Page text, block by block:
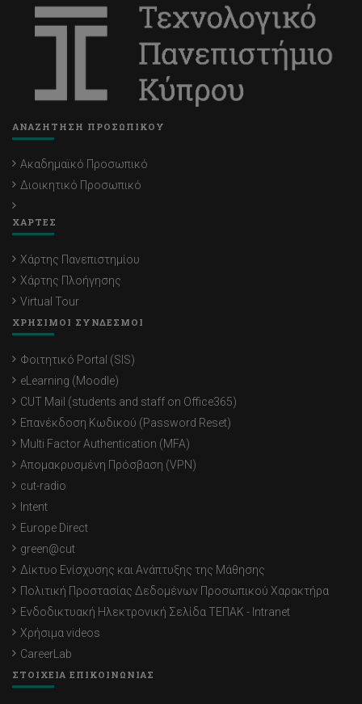
ΑΝΑΖΗΤΗΣΗ ΠΡΟΣΩΠΙΚΟΥ
Ακαδημαϊκό Προσωπικό
Διοικητικό Προσωπικό
ΧΑΡΤΕΣ
Χάρτης Πανεπιστημίου
Χάρτης Πλοήγησης
Virtual Tour
ΧΡΗΣΙΜΟΙ ΣΥΝΔΕΣΜΟΙ
Φοιτητικό Portal (SIS)
eLearning (Moodle)
CUT Mail (students and staff on Office365)
Επανέκδοση Κωδικού (Password Reset)
Multi Factor Authentication (MFA)
Απομακρυσμένη Πρόσβαση (VPN)
cut-radio
Intent
Europe Direct
green@cut
Δίκτυο Ενίσχυσης και Ανάπτυξης της Μάθησης
Πολιτική Προστασίας Δεδομένων Προσωπικού Χαρακτήρα
Ενδοδικτυακή Ηλεκτρονική Σελίδα ΤΕΠΑΚ - Intranet
Χρήσιμα videos
CareerLab
ΣΤΟΙΧΕΙΑ ΕΠΙΚΟΙΝΩΝΙΑΣ